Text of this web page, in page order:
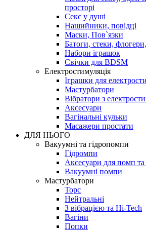
просторі
Секс у душі
Нашийники, повідці
Маски, Пов`язки
Батоги, стеки,
Набори іграшок
Свічки для BDSM
Електростимуляція
Іграшки для
Мастурбатори
Вібратори з
Аксесуари
Вагінальні кульки
Масажери простати
ДЛЯ НЬОГО
Вакуумні та гідропомпи
Гідромпи
Аксесуари для помп та
Вакуумні помпи
Мастурбатори
Торс
Нейтральні
З вібрацією та Hi-Tech
Вагіни
Попки